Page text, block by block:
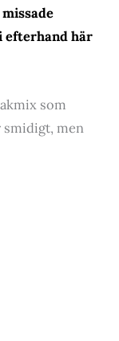
efterhand här
som
smidigt, men